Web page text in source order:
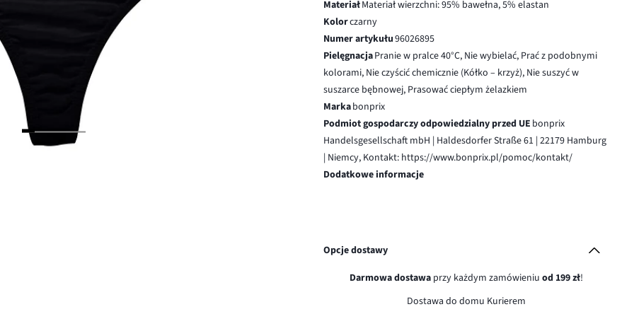
MateriałMateriał wierzchni: 95% bawełna, 5% elastan
Kolorczarny
Numer artykułu96026895
PielęgnacjaPranie w pralce 40°C, Nie wybielać, Prać z podobnymi
kolorami, Nie czyścić chemicznie (Kółko – krzyż), Nie suszyć w
suszarce bębnowej, Prasować ciepłym żelazkiem
Markabonprix
Podmiot gospodarczy odpowiedzialny przed UE bonprix
Handelsgesellschaft mbH | Haldesdorfer Straße 61 | 22179 Hamburg
| Niemcy, Kontakt: https://www.bonprix.pl/pomoc/kontakt/
Dodatkowe informacje
Opcje dostawy
Darmowa dostawaprzy każdym zamówieniu od 199 zł!
Dostawa do domu Kurierem